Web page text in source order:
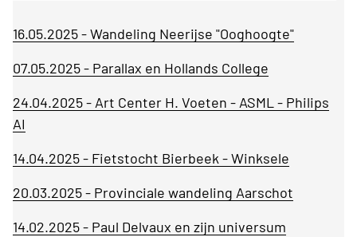
16.05.2025 - Wandeling Neerijse "Ooghoogte"
07.05.2025 - Parallax en Hollands College
24.04.2025 - Art Center H. Voeten - ASML - Philips
AI
14.04.2025 - Fietstocht Bierbeek - Winksele
20.03.2025 - Provinciale wandeling Aarschot
14.02.2025 - Paul Delvaux en zijn universum